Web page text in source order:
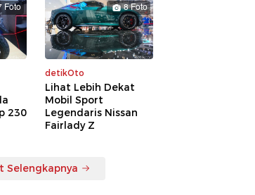
Foto
230
8 Foto
detikOto
Lihat Lebih Dekat
Mobil Sport
Legendaris Nissan
Fairlady Z
Selengkapnya